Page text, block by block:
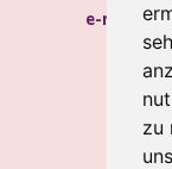
zu
e-mail: